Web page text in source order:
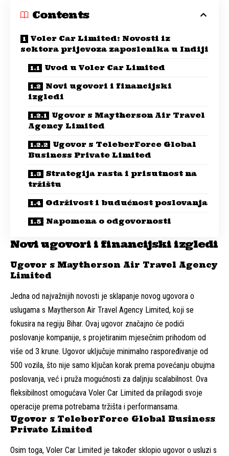
Contents
Voler Car Limited: Novosti iz
sektora prijevoza zaposlenika u Indiji
Uvod u Voler Car Limited
Novi ugovori i financijski
izgledi
Ugovor s Maytherson Air Travel
Agency Limited
Ugovor s TeleberForce Global
Business Private Limited
Strategija rasta i prisutnost na
tržištu
Održivost i budućnost poslovanja
Napomena o odgovornosti
Novi ugovori i financijski izgledi
Ugovor s Maytherson Air Travel Agency
Limited
Jedna od najvažnijih novosti je sklapanje novog ugovora o
uslugama s Maytherson Air Travel Agency Limited, koji se
fokusira na regiju Bihar. Ovaj ugovor značajno će podići
poslovanje kompanije, s projetiranim mjesečnim prihodom od
više od 3 krune. Ugovor uključuje minimalno raspoređivanje od
500 vozila, što nije samo ključan korak prema povećanju obujma
poslovanja, već i pruža mogućnosti za daljnju scalabilnost. Ova
fleksibilnost omogućava Voler Car Limited da prilagodi svoje
operacije prema potrebama tržišta i performansama.
Ugovor s TeleberForce Global Business
Private Limited
Osim toga, Voler Car Limited je također sklopio ugovor o usluzi s